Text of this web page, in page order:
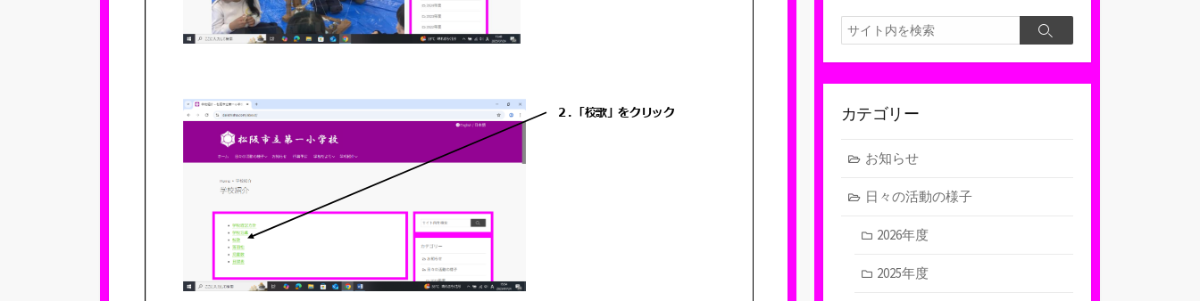
検
索
検
カテゴリー
お知らせ
日々の活動の様子
2026年度
2025年度